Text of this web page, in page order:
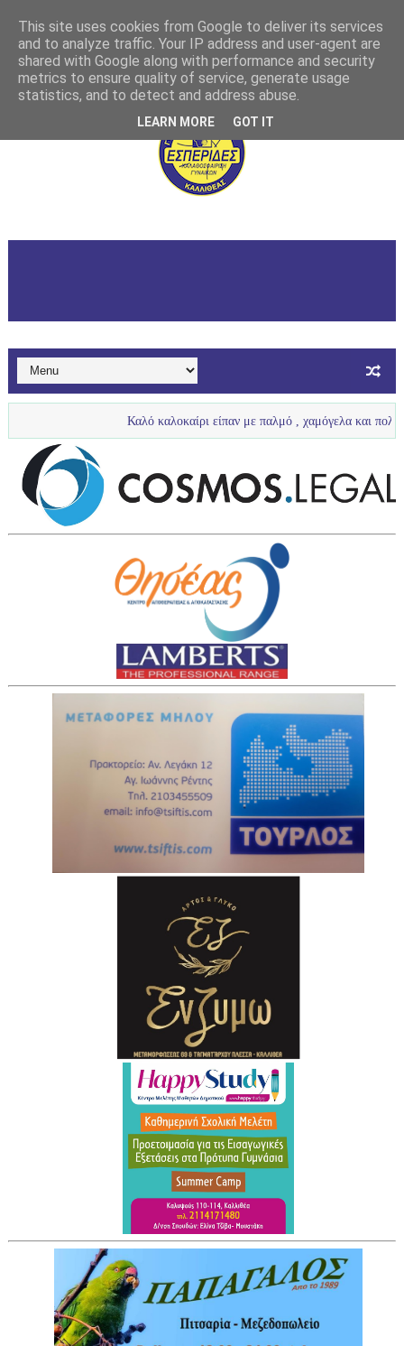
Καλό καλοκαίρι είπαν με παλμό , χαμόγελα και πολύ νερό τα
This site uses cookies from Google to deliver its services
and to analyze traffic. Your IP address and user-agent are
shared with Google along with performance and security
metrics to ensure quality of service, generate usage
statistics, and to detect and address abuse.
LEARN MORE GOT IT